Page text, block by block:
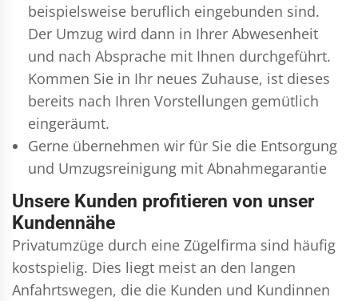
beispielsweise beruflich eingebunden sind.
Der Umzug wird dann in Ihrer Abwesenheit
und nach Absprache mit Ihnen durchgeführt.
Kommen Sie in Ihr neues Zuhause, ist dieses
bereits nach Ihren Vorstellungen gemütlich
eingeräumt.
Gerne übernehmen wir für Sie die Entsorgung
und Umzugsreinigung mit Abnahmegarantie
Unsere Kunden profitieren von unser
Kundennähe
Privatumzüge durch eine Zügelfirma sind häufig
kostspielig. Dies liegt meist an den langen
Anfahrtswegen, die die Kunden und Kundinnen